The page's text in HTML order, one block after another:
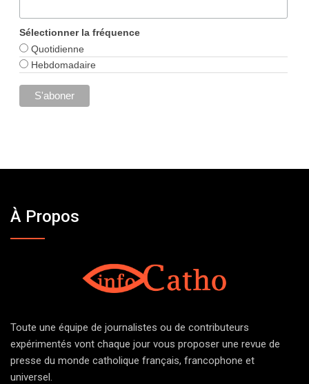
Sélectionner la fréquence
Quotidienne
Hebdomadaire
À Propos
Toute une équipe de journalistes ou de contributeurs
expérimentés vont chaque jour vous proposer une revue de
presse du monde catholique français, francophone et
universel.